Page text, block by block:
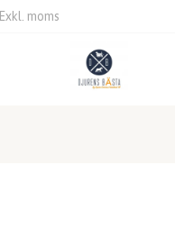
Exkl. moms